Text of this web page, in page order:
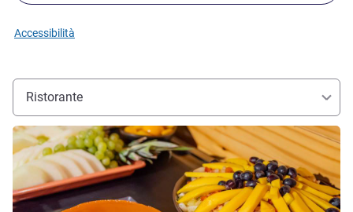
Accessibilità
Ristorante
Visualizza dettagli